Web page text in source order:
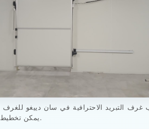
يمكن تخطيط كل باب غرفة تبريد بمفصلات متينة، ومقابض قوية، وبنية معزولة، وحجم مناسب، وتشغيل سلس، وتصميم سطح نظيف.